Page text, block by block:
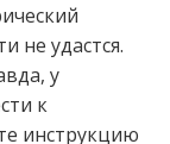
не удастся.
у
к
инструкцию